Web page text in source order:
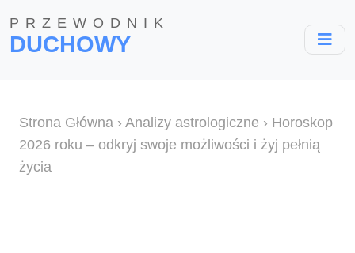
PRZEWODNIK
DUCHOWY
Strona Główna › Analizy astrologiczne › Horoskop
2026 roku – odkryj swoje możliwości i żyj pełnią
życia